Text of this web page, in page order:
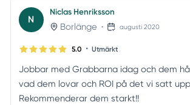
N
Niclas Henriksson
Borlänge • augusti 2020
5.0 • Utmärkt
Jobbar med Grabbarna idag och dem
vad dem lovar och ROI på det vi satt
Rekommenderar dem starkt!!